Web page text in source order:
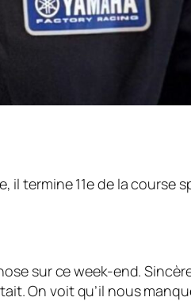
il termine 11e de la course
sur ce week-end.
On voit qu’il nous